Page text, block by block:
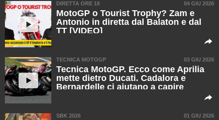
DIRETTA ORE 18 04 GIU 2026
MotoGP o Tourist Trophy? Zam e
Antonio in diretta dal Balaton e dal
TT [VIDEO]
TECNICA MOTOGP 03 GIU 2026
Tecnica MotoGP. Ecco come Aprilia
mette dietro Ducati. Cadalora e
Bernardelle ci aiutano a capire
SBK 2026 01 GIU 2026